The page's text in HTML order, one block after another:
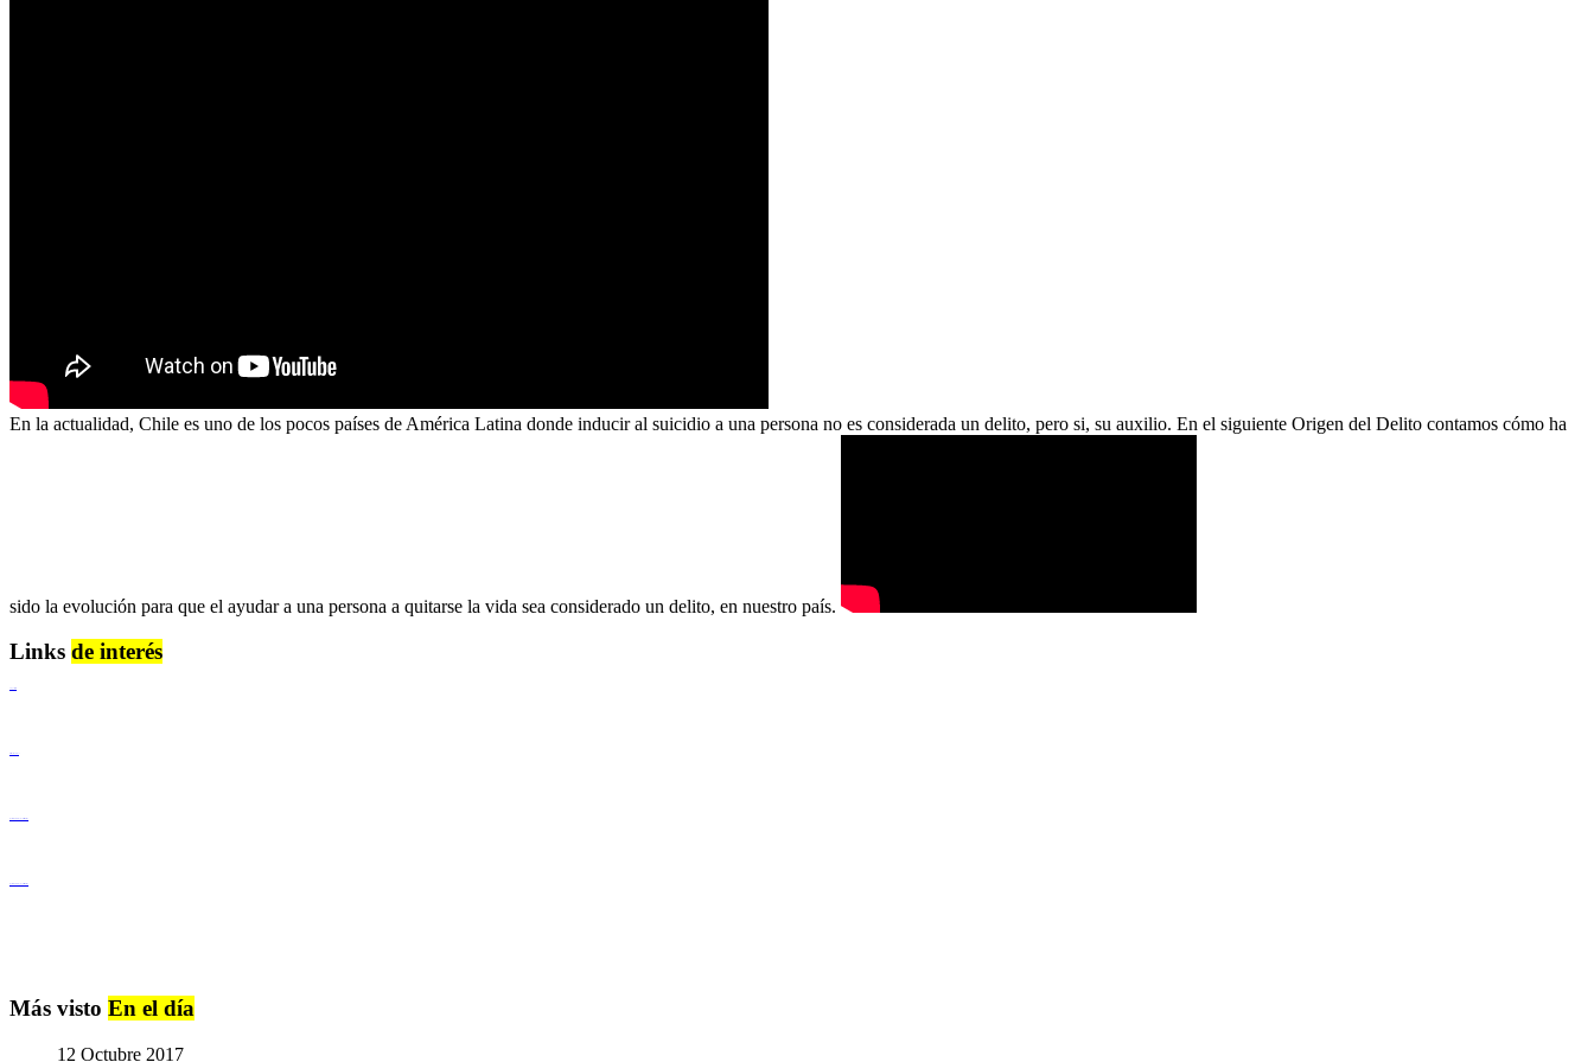
En la actualidad, Chile es uno de los pocos países de América Latina donde inducir al suicidio a una persona no es considerada un delito, pero si, su auxilio. En el siguiente Origen del Delito contamos cómo ha
sido la evolución para que el ayudar a una persona a quitarse la vida sea considerado un delito, en nuestro país.
Links de interés
Más visto En el día
12 Octubre 2017